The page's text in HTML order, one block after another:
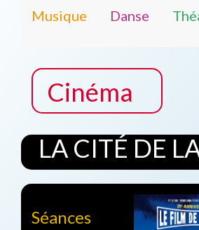
Musique Danse
Cinéma
LA CITÉ DE
Séances